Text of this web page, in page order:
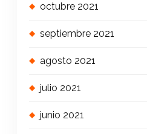
octubre 2021
septiembre 2021
agosto 2021
julio 2021
junio 2021